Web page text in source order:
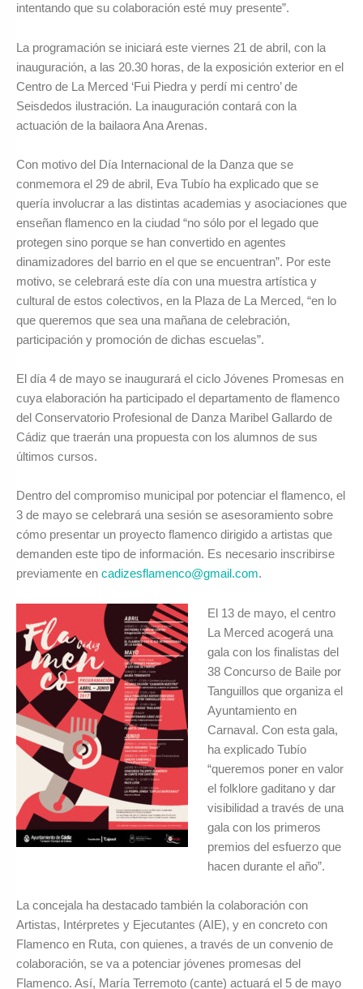
intentando que su colaboración esté muy presente”.
La programación se iniciará este viernes 21 de abril, con la
inauguración, a las 20.30 horas, de la exposición exterior en el
Centro de La Merced ‘Fui Piedra y perdí mi centro’ de
Seisdedos ilustración. La inauguración contará con la
actuación de la bailaora Ana Arenas.
Con motivo del Día Internacional de la Danza que se
conmemora el 29 de abril, Eva Tubío ha explicado que se
quería involucrar a las distintas academias y asociaciones que
enseñan flamenco en la ciudad “no sólo por el legado que
protegen sino porque se han convertido en agentes
dinamizadores del barrio en el que se encuentran”. Por este
motivo, se celebrará este día con una muestra artística y
cultural de estos colectivos, en la Plaza de La Merced, “en lo
que queremos que sea una mañana de celebración,
participación y promoción de dichas escuelas”.
El día 4 de mayo se inaugurará el ciclo Jóvenes Promesas en
cuya elaboración ha participado el departamento de flamenco
del Conservatorio Profesional de Danza Maribel Gallardo de
Cádiz que traerán una propuesta con los alumnos de sus
últimos cursos.
Dentro del compromiso municipal por potenciar el flamenco, el
3 de mayo se celebrará una sesión se asesoramiento sobre
cómo presentar un proyecto flamenco dirigido a artistas que
demanden este tipo de información. Es necesario inscribirse
previamente en cadizesflamenco@gmail.com.
El 13 de mayo, el centro
La Merced acogerá una
gala con los finalistas del
38 Concurso de Baile por
Tanguillos que organiza el
Ayuntamiento en
Carnaval. Con esta gala,
ha explicado Tubío
“queremos poner en valor
el folklore gaditano y dar
visibilidad a través de una
gala con los primeros
premios del esfuerzo que
hacen durante el año”.
La concejala ha destacado también la colaboración con
Artistas, Intérpretes y Ejecutantes (AIE), y en concreto con
Flamenco en Ruta, con quienes, a través de un convenio de
colaboración, se va a potenciar jóvenes promesas del
Flamenco. Así, María Terremoto (cante) actuará el 5 de mayo